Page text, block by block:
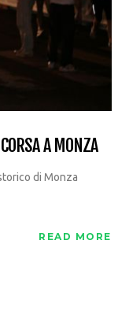
A MONZA
di Monza
READ MORE